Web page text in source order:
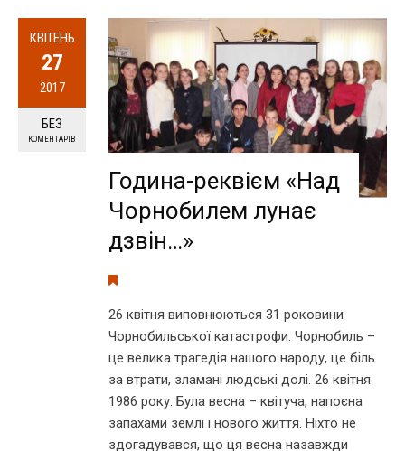
КВІТЕНЬ
27
2017
БЕЗ
КОМЕНТАРІВ
Година-реквієм «Над
Чорнобилем лунає
дзвін…»
26 квітня виповнюються 31 роковини
Чорнобильської катастрофи. Чорнобиль –
це велика трагедія нашого народу, це біль
за втрати, зламані людські долі. 26 квітня
1986 року. Була весна – квітуча, напоєна
запахами землі і нового життя. Ніхто не
здогадувався, що ця весна назавжди